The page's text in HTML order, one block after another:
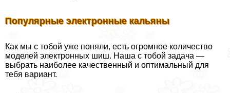
Популярные электронные кальяны
Как мы с тобой уже поняли, есть огромное количество
моделей электронных шиш. Наша с тобой задача —
выбрать наиболее качественный и оптимальный для
тебя вариант.